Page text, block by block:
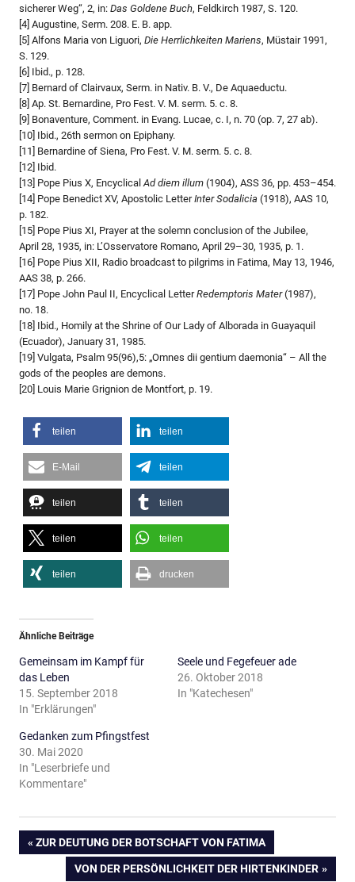
sicherer Weg“, 2, in: Das Goldene Buch, Feldkirch 1987, S. 120.
[4] Augustine, Serm. 208. E. B. app.
[5] Alfons Maria von Liguori, Die Herrlichkeiten Mariens, Müstair 1991,
S. 129.
[6] Ibid., p. 128.
[7] Bernard of Clairvaux, Serm. in Nativ. B. V., De Aquaeductu.
[8] Ap. St. Bernardine, Pro Fest. V. M. serm. 5. c. 8.
[9] Bonaventure, Comment. in Evang. Lucae, c. I, n. 70 (op. 7, 27 ab).
[10] Ibid., 26th sermon on Epiphany.
[11] Bernardine of Siena, Pro Fest. V. M. serm. 5. c. 8.
[12] Ibid.
[13] Pope Pius X, EncyclicalAd diem illum (1904), ASS 36, pp. 453–454.
[14] Pope Benedict XV, Apostolic LetterInter Sodalicia (1918), AAS 10,
p. 182.
[15] Pope Pius XI, Prayer at the solemn conclusion of the Jubilee,
April 28, 1935, in: L’Osservatore Romano, April 29–30, 1935, p. 1.
[16] Pope Pius XII, Radio broadcast to pilgrims in Fatima, May 13, 1946,
AAS 38, p. 266.
[17] Pope John Paul II, Encyclical LetterRedemptoris Mater(1987),
no. 18.
[18] Ibid., Homily at the Shrine of Our Lady of Alborada in Guayaquil
(Ecuador), January 31, 1985.
[19] Vulgata, Psalm 95(96),5: „Omnes dii gentium daemonia“ – All the
gods of the peoples are demons.
[20] Louis Marie Grignion de Montfort, p. 19.
teilen teilen
E-Mail teilen
teilen teilen
teilen teilen
teilen drucken
Ähnliche Beiträge
Gemeinsam im Kampf für
das Leben
15. September 2018
In "Erklärungen"
Seele und Fegefeuer ade
26. Oktober 2018
In "Katechesen"
Gedanken zum Pfingstfest
30. Mai 2020
In "Leserbriefe und
Kommentare"
Beitragsnavigation
VORHERIGER
BEITRAG:
ZUR DEUTUNG DER BOTSCHAFT VON FATIMA
NÄCHSTER
VON DER PERSÖNLICHKEIT DER HIRTENKINDER